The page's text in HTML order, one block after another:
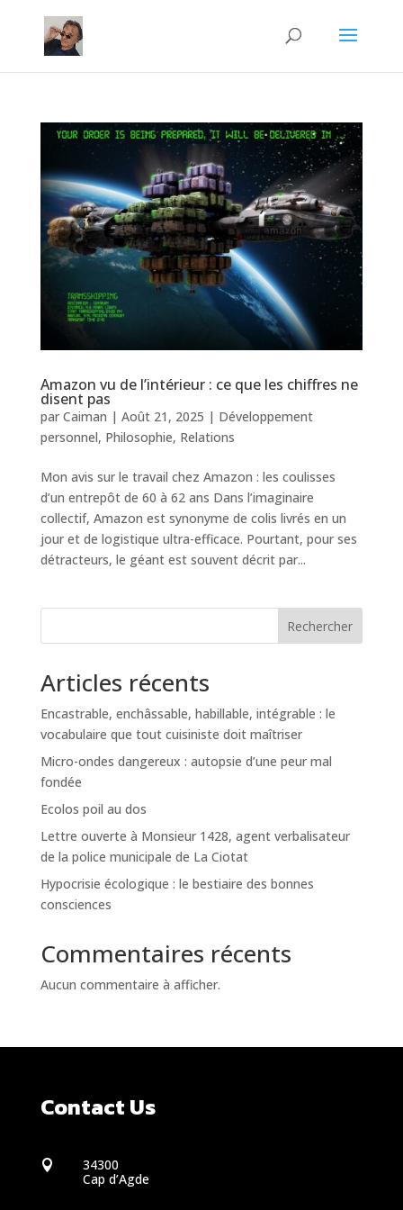
Amazon vu de l’intérieur : ce que les chiffres ne
disent pas
par Caiman | Août 21, 2025 | Développement
personnel, Philosophie, Relations
Mon avis sur le travail chez Amazon : les coulisses
d’un entrepôt de 60 à 62 ans Dans l’imaginaire
collectif, Amazon est synonyme de colis livrés en un
jour et de logistique ultra-efficace. Pourtant, pour ses
détracteurs, le géant est souvent décrit par...
Rechercher
Articles récents
Encastrable, enchâssable, habillable, intégrable : le
vocabulaire que tout cuisiniste doit maîtriser
Micro-ondes dangereux : autopsie d’une peur mal
fondée
Ecolos poil au dos
Lettre ouverte à Monsieur 1428, agent verbalisateur
de la police municipale de La Ciotat
Hypocrisie écologique : le bestiaire des bonnes
consciences
Commentaires récents
Aucun commentaire à afficher.
Contact Us

34300
Cap d’Agde